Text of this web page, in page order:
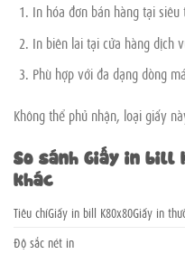
In hóa đơn bán hàng tại siêu
In biên lai tại cửa hàng dịch
Phù hợp với đa dạng dòng
Không thể phủ nhận, loại giấy
So sánh Giấy in
khác
Tiêu chíGiấy in bill K80x80Giấy in
Độ sắc nét in